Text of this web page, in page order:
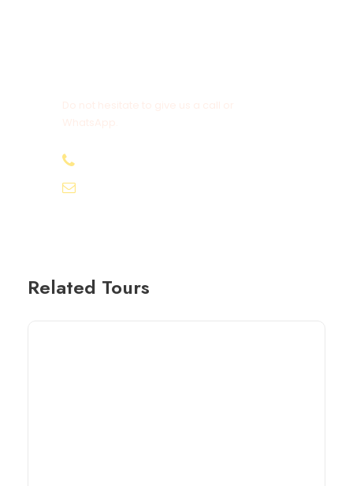
Related Tours